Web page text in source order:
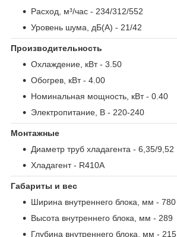
Расход, м³/час - 234/312/552
Уровень шума, дБ(А) - 21/42
Производительность
Охлаждение, кВт- 3.50
Обогрев, кВт- 4.00
Номинальная мощность, кВт- 0.40
Электропитание, В - 220-240
Монтажные
Диаметр труб хладагента - 6,35/9,52
Хладагент- R410A
Габариты и вес
Ширина внутреннего блока, мм - 780
Высота внутреннего блока, мм - 289
Глубина внутреннего блока, мм - 215